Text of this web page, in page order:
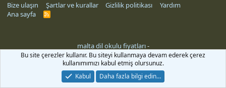
Bize ulaşın Şartlar ve kurallar Gizlilik politikası
Yardım
Ana sayfa
R
malta dil okulu fiyatları-
Bu site çerezler kullanır. Bu siteyi kullanmaya devam ederek çerez
kullanımımızı kabul etmiş olursunuz.
Kabul
Daha fazla bilgi edin…